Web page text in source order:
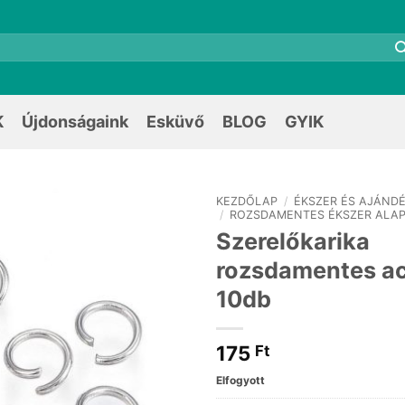
Újdonságaink Esküvő BLOG GYIK
KEZDŐLAP / ÉKSZER ÉS
/ ROZSDAMENTES ÉKSZER
Szerelőkarika
rozsdamentes
10db
175 Ft
Elfogyott